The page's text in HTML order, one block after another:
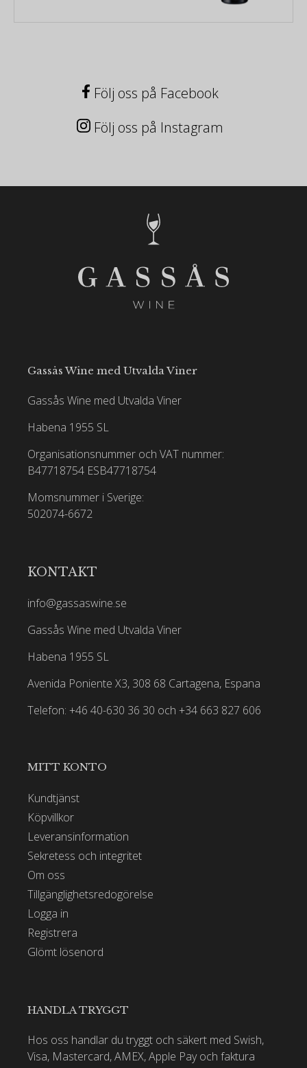
Följ oss på Facebook
Följ oss på Instagram
Gassås Wine med Utvalda Viner
Gassås Wine med Utvalda Viner
Habena 1955 SL
Organisationsnummer och VAT nummer:
B47718754 ESB47718754
Momsnummer i Sverige:
502074-6672
KONTAKT
info@gassaswine.se
Gassås Wine med Utvalda Viner
Habena 1955 SL
Avenida Poniente X3, 308 68 Cartagena, Espana
Telefon: +46 40-630 36 30 och +34 663 827 606
MITT KONTO
Kundtjänst
Köpvillkor
Leveransinformation
Sekretess och integritet
Om oss
Tillgänglighetsredogörelse
Logga in
Registrera
Glömt lösenord
HANDLA TRYGGT
Hos oss handlar du tryggt och säkert med Swish,
Visa, Mastercard, AMEX, Apple Pay och faktura